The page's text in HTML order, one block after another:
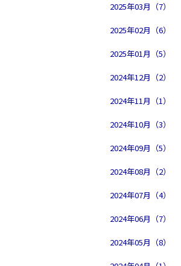
2025年03月（7）
2025年02月（6）
2025年01月（5）
2024年12月（2）
2024年11月（1）
2024年10月（3）
2024年09月（5）
2024年08月（2）
2024年07月（4）
2024年06月（7）
2024年05月（8）